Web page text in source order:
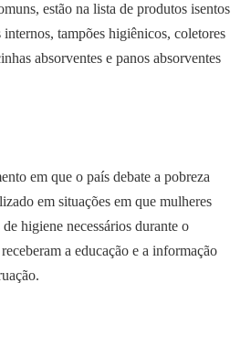
estão na lista de produtos isentos
tampões higiênicos, coletores
absorventes e panos absorventes
em que o país debate a pobreza
em situações em que mulheres
higiene necessários durante o
a educação e a informação